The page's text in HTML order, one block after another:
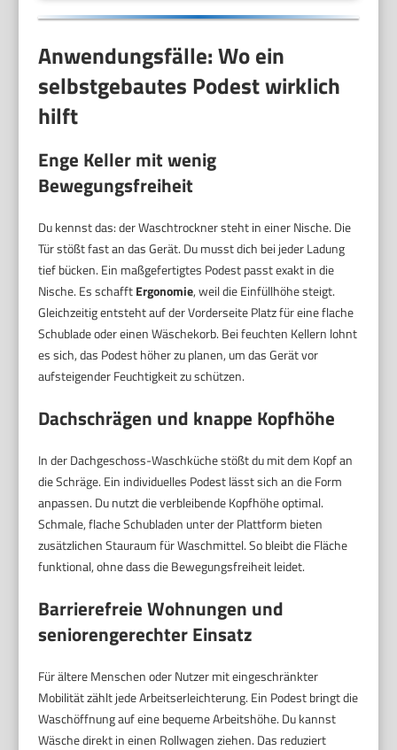
Anwendungsfälle: Wo ein
selbstgebautes Podest wirklich
hilft
Enge Keller mit wenig
Bewegungsfreiheit
Du kennst das: der Waschtrockner steht in einer Nische. Die
Tür stößt fast an das Gerät. Du musst dich bei jeder Ladung
tief bücken. Ein maßgefertigtes Podest passt exakt in die
Nische. Es schafftErgonomie, weil die Einfüllhöhe steigt.
Gleichzeitig entsteht auf der Vorderseite Platz für eine flache
Schublade oder einen Wäschekorb. Bei feuchten Kellern lohnt
es sich, das Podest höher zu planen, um das Gerät vor
aufsteigender Feuchtigkeit zu schützen.
Dachschrägen und knappe Kopfhöhe
In der Dachgeschoss-Waschküche stößt du mit dem Kopf an
die Schräge. Ein individuelles Podest lässt sich an die Form
anpassen. Du nutzt die verbleibende Kopfhöhe optimal.
Schmale, flache Schubladen unter der Plattform bieten
zusätzlichen Stauraum für Waschmittel. So bleibt die Fläche
funktional, ohne dass die Bewegungsfreiheit leidet.
Barrierefreie Wohnungen und
seniorengerechter Einsatz
Für ältere Menschen oder Nutzer mit eingeschränkter
Mobilität zählt jede Arbeitserleichterung. Ein Podest bringt die
Waschöffnung auf eine bequeme Arbeitshöhe. Du kannst
Wäsche direkt in einen Rollwagen ziehen. Das reduziert